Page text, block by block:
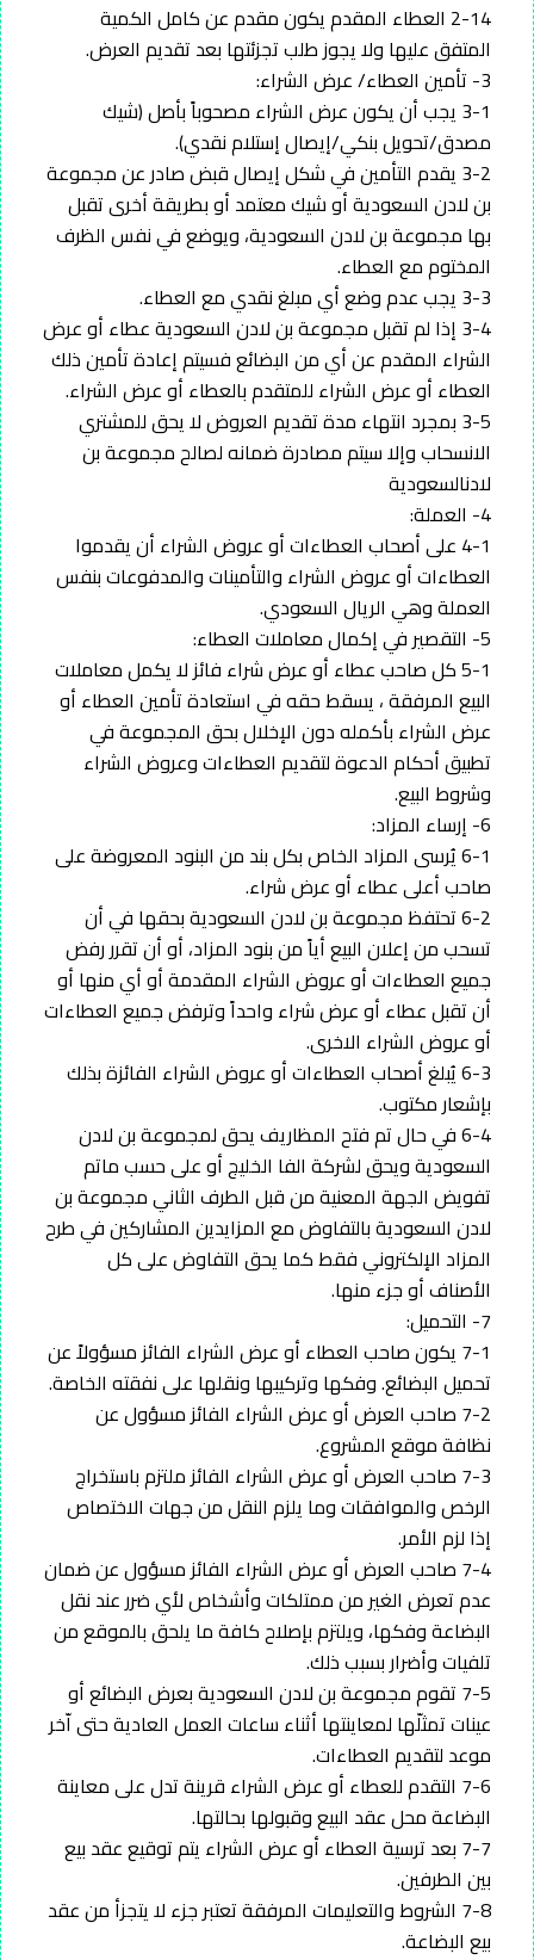
2-14 العطاء المقدم يكون مقدم عن كامل الكمية
المتفق عليها ولا يجوز طلب تجزئتها بعد تقديم العرض.
3- تأمين العطاء/ عرض الشراء:
3-1 يجب أن يكون عرض الشراء مصحوباً بأصل (شيك
مصدق/تحويل بنكي/إيصال إستلام نقدي).
3-2 يقدم التأمين في شكل إيصال قبض صادر عن مجموعة
بن لادن السعودية أو شيك معتمد أو بطريقة أخرى تقبل
بها مجموعة بن لادن السعودية، ويوضع في نفس الظرف
المختوم مع العطاء.
3-3 يجب عدم وضع أي مبلغ نقدي مع العطاء.
3-4 إذا لم تقبل مجموعة بن لادن السعودية عطاء أو عرض
الشراء المقدم عن أي من البضائع فسيتم إعادة تأمين ذلك
العطاء أو عرض الشراء للمتقدم بالعطاء أو عرض الشراء.
3-5 بمجرد انتهاء مدة تقديم العروض لا يحق للمشتري
الانسحاب وإلا سيتم مصادرة ضمانه لصالح مجموعة بن
لادنالسعودية
4- العملة:
4-1 على أصحاب العطاءات أو عروض الشراء أن يقدموا
العطاءات أو عروض الشراء والتأمينات والمدفوعات بنفس
العملة وهي الريال السعودي.
5- التقصير في إكمال معاملات العطاء:
5-1 كل صاحب عطاء أو عرض شراء فائز لا يكمل معاملات
البيع المرفقة ، يسقط حقه في استعادة تأمين العطاء أو
عرض الشراء بأكمله دون الإخلال بحق المجموعة في
تطبيق أحكام الدعوة لتقديم العطاءات وعروض الشراء
وشروط البيع.
6- إرساء المزاد:
6-1 يُرسى المزاد الخاص بكل بند من البنود المعروضة على
صاحب أعلى عطاء أو عرض شراء.
6-2 تحتفظ مجموعة بن لادن السعودية بحقها في أن
تسحب من إعلان البيع أياً من بنود المزاد، أو أن تقرر رفض
جميع العطاءات أو عروض الشراء المقدمة أو أي منها أو
أن تقبل عطاء أو عرض شراء واحداً وترفض جميع العطاءات
أو عروض الشراء الاخرى.
6-3 يُبلغ أصحاب العطاءات أو عروض الشراء الفائزة بذلك
بإشعار مكتوب.
6-4 في حال تم فتح المظاريف يحق لمجموعة بن لادن
السعودية ويحق لشركة الفا الخليج أو على حسب ماتم
تفويض الجهة المعنية من قبل الطرف الثاني مجموعة بن
لادن السعودية بالتفاوض مع المزايدين المشاركين في طرح
المزاد الإلكتروني فقط كما يحق التفاوض على كل
الأصناف أو جزء منها.
7- التحميل:
7-1 يكون صاحب العطاء أو عرض الشراء الفائز مسؤولاً عن
تحميل البضائع. وفكها وتركيبها ونقلها على نفقته الخاصة.
7-2 صاحب العرض أو عرض الشراء الفائز مسؤول عن
نظافة موقع المشروع.
7-3 صاحب العرض أو عرض الشراء الفائز ملتزم باستخراج
الرخص والموافقات وما يلزم النقل من جهات الاختصاص
إذا لزم الأمر.
7-4 صاحب العرض أو عرض الشراء الفائز مسؤول عن ضمان
عدم تعرض الغير من ممتلكات وأشخاص لأي ضرر عند نقل
البضاعة وفكها، ويلتزم بإصلاح كافة ما يلحق بالموقع من
تلفيات وأضرار بسبب ذلك.
7-5 تقوم مجموعة بن لادن السعودية بعرض البضائع أو
عينات تمثلّها لمعاينتها أثناء ساعات العمل العادية حتى اّخر
موعد لتقديم العطاءات.
7-6 التقدم للعطاء أو عرض الشراء قرينة تدل على معاينة
البضاعة محل عقد البيع وقبولها بحالتها.
7-7 بعد ترسية العطاء أو عرض الشراء يتم توقيع عقد بيع
بين الطرفين.
7-8 الشروط والتعليمات المرفقة تعتبر جزء لا يتجزأ من عقد
بيع البضاعة.